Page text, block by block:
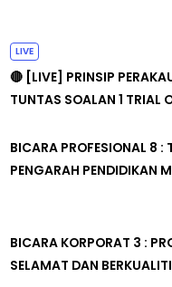
LIVE
🔴 [LIVE] PRINSIP
TUNTAS SOALAN 1 TRIAL
BICARA PROFESIONAL 8 :
PENGARAH PENDIDIKAN
BICARA KORPORAT 3 :
SELAMAT DAN